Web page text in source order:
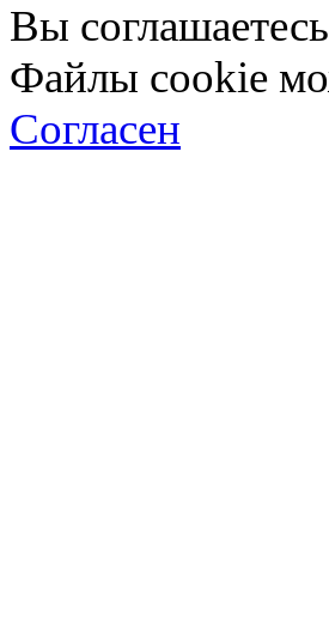
Вы соглашаетесь
Файлы cookie
Согласен